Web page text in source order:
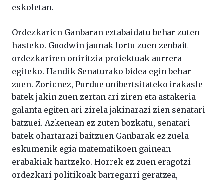
eskoletan.
Ordezkarien Ganbaran eztabaidatu behar zuten
hasteko. Goodwin jaunak lortu zuen zenbait
ordezkariren oniritzia proiektuak aurrera
egiteko. Handik Senaturako bidea egin behar
zuen. Zorionez, Purdue unibertsitateko irakasle
batek jakin zuen zertan ari ziren eta astakeria
galanta egiten ari zirela jakinarazi zien senatari
batzuei. Azkenean ez zuten bozkatu, senatari
batek ohartarazi baitzuen Ganbarak ez zuela
eskumenik egia matematikoen gainean
erabakiak hartzeko. Horrek ez zuen eragotzi
ordezkari politikoak barregarri geratzea,